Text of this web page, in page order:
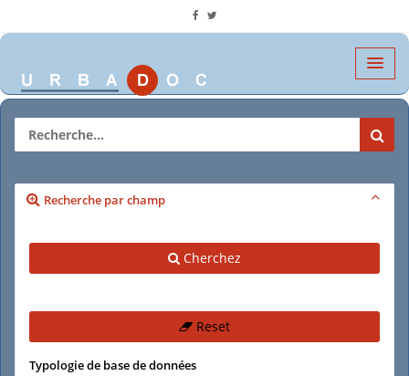
Recherche par champ
Cherchez
Reset
Typologie de base de données